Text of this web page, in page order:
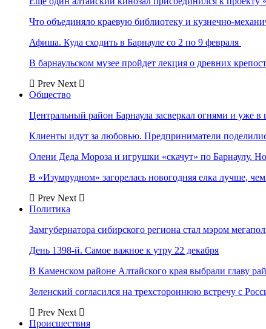
Что объединяло краевую библиотеку и кузнечно-
Афиша. Куда сходить в Барнауле со 2 по 9 февраля
В барнаульском музее пройдет лекция о древних
Prev Next
Общество
Центральный район Барнаула засверкал огнями и уже
Клиенты идут за любовью. Предприниматели
Олени Деда Мороза и игрушки «скачут» по Барнаулу.
В «Изумрудном» загорелась новогодняя елка лучше,
Prev Next
Политика
Замгубернатора сибирского региона стал мэром
День 1398-й. Самое важное к утру 22 декабря
В Каменском районе Алтайского края выбрали главу
Зеленский согласился на трехстороннюю встречу с
Prev Next
Происшествия